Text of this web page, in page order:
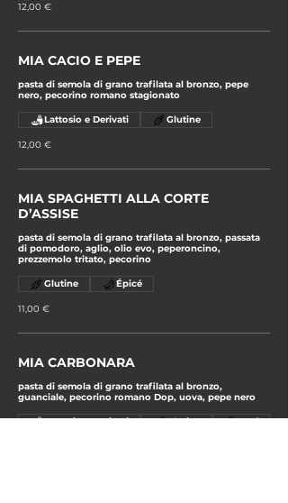
12,00 €
MIA CACIO E PEPE
pasta di semola di grano trafilata al bronzo, pepe
nero, pecorino romano stagionato
12,00 €
Lattosio e Derivati Glutine
MIA SPAGHETTI ALLA CORTE
D’ASSISE
pasta di semola di grano trafilata al bronzo, passata
di pomodoro, aglio, olio evo, peperoncino,
prezzemolo tritato, pecorino
11,00 €
Glutine Épicé
MIA CARBONARA
pasta di semola di grano trafilata al bronzo,
guanciale, pecorino romano Dop, uova, pepe nero
Lattosio e Derivati Glutine Œuf